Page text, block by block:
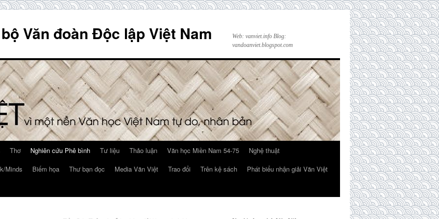
Văn đoàn Độc lập Việt Nam
Web: vanviet.info Blog:
vandoanviet.blogspot.com
Thơ Nghiên cứu Phê bình Tư liệu Thảo luận Văn học Miền Nam 54-75
Nghệ thuật
Minds Biếm họa Thư bạn đọc Media Văn Việt Trao đổi Trên kệ sách
Phát biểu nhận giải Văn Việt